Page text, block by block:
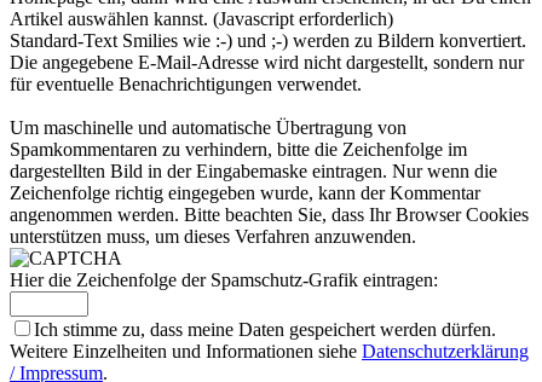
Artikel auswählen kannst. (Javascript erforderlich)
Standard-Text Smilies wie :-) und ;-) werden zu Bildern konvertiert.
Die angegebene E-Mail-Adresse wird nicht dargestellt, sondern nur
für eventuelle Benachrichtigungen verwendet.
Um maschinelle und automatische Übertragung von
Spamkommentaren zu verhindern, bitte die Zeichenfolge im
dargestellten Bild in der Eingabemaske eintragen. Nur wenn die
Zeichenfolge richtig eingegeben wurde, kann der Kommentar
angenommen werden. Bitte beachten Sie, dass Ihr Browser Cookies
unterstützen muss, um dieses Verfahren anzuwenden.
Hier die Zeichenfolge der Spamschutz-Grafik eintragen:
Ich stimme zu, dass meine Daten gespeichert werden dürfen.
Weitere Einzelheiten und Informationen siehe Datenschutzerklärung
/ Impressum.